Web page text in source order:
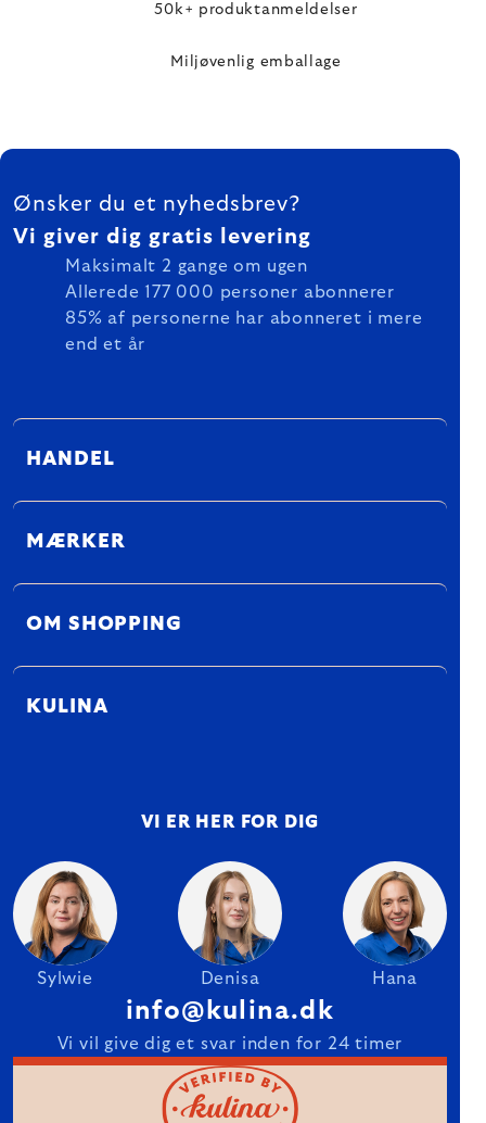
50k+ produktanmeldelser
Miljøvenlig emballage
FOOTER
Ønsker du et nyhedsbrev?
Vi giver dig gratis levering
Maksimalt 2 gange om ugen
Allerede 177 000 personer abonnerer
85% af personerne har abonneret i mere
end et år
HANDEL
MÆRKER
OM SHOPPING
KULINA
VI ER HER FOR DIG
Sylwie Denisa Hana
info@kulina.dk
Vi vil give dig et svar inden for 24 timer